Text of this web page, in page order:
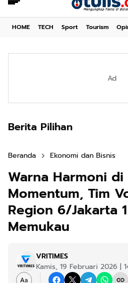
HOME TECH Sport Tourism
Ad
Berita Pilihan
Beranda Ekonomi dan Bisnis
Warna Harmoni
Momentum, Tim
Region 6/Jakarta
Memukau
VRITIMES
Kamis, 19 Februari 2026 |